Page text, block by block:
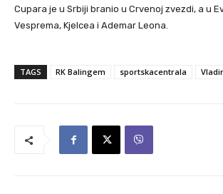
Cupara je u Srbiji branio u Crvenoj zvezdi, a u
Vesprema, Kjelcea i Ademar Leona.
TAGS RK Balingem sportskacentrala